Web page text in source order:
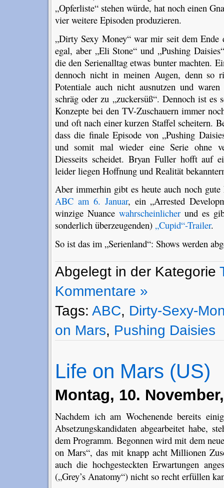
„Opferliste“ stehen würde, hat noch einen
vier weitere Episoden produzieren.
„Dirty Sexy Money“ war mir seit dem Ende
egal, aber „Eli Stone“ und „Pushing
die den Serienalltag etwas bunter machten.
dennoch nicht in meinen Augen, denn so
Potentiale auch nicht ausnutzen und
schräg oder zu „zuckersüß“. Dennoch ist es
Konzepte bei den TV-Zuschauern immer
und oft nach einer kurzen Staffel scheitern.
dass die finale Episode von „Pushing
und somit mal wieder eine Serie ohne
Diesseits scheidet. Bryan Fuller hofft auf
leider liegen Hoffnung und Realität
Aber immerhin gibt es heute auch noch
ABC am 6. Januar, ein „Arrested
winzige Nuance wahrscheinlicherund es
sonderlich überzeugenden) „Cupid“-Trailer.
So ist das im „Serienland“: Shows werden
Abgelegt in der Kategorie
Kommentare »
Tags: ABC, Dirty-Sexy-
on Mars, Pushing Daisies
Life on Mars (US)
Montag, 10.
Nachdem ich am Wochenende bereits
Absetzungskandidaten abgearbeitet habe,
dem Programm. Begonnen wird mit dem
on Mars“, das mit knapp acht Millionen
auch die hochgesteckten Erwartungen
(„Grey’s Anatomy“) nicht so recht erfüllen